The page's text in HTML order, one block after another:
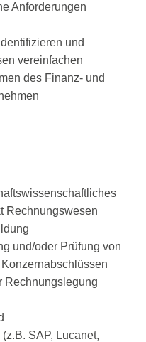
Anforderungen
und
vereinfachen
des Finanz- und
Rechnungswesen
und/oder Prüfung von
Rechnungslegung
SAP, Lucanet,